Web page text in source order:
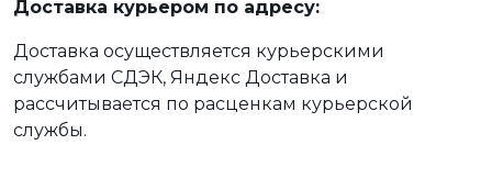
Доставка курьером по адресу:
Доставка осуществляется курьерскими
службами СДЭК, Яндекс Доставка и
рассчитывается по расценкам курьерской
службы.